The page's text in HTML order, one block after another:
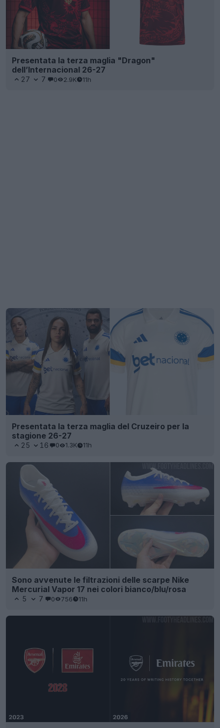
Presentata la terza maglia "Dragon"
dell’Internacional 26-27
27 7 0 2.9K 11h
Presentata la terza maglia del Cruzeiro per la
stagione 26-27
25 16 0 1.3K 11h
Sono avvenute le filtrazioni delle scarpe Nike
Mercurial Vapor 17 nei colori bianco/blu/rosa
5 7 0 756 11h